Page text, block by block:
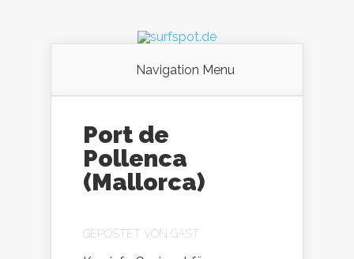
Navigation Menu
Port de
Pollenca
(Mallorca)
GEPOSTET VON GAST